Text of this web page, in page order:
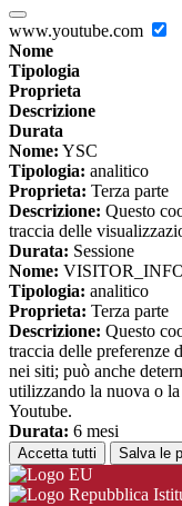
www.youtube.com
Nome
Tipologia
Proprieta
Descrizione
Durata
Nome: YSC
Tipologia: analitico
Proprieta: Terza parte
Descrizione: Questo
traccia delle
Durata: Sessione
Nome:
Tipologia: analitico
Proprieta: Terza parte
Descrizione: Questo
traccia delle preferenze
nei siti; può anche
utilizzando la nuova o
Youtube.
Durata: 6 mesi
Accetta tutti Salva le